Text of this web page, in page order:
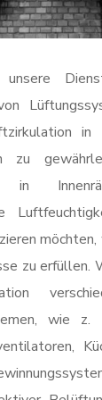
in
zu
in
zu erfüllen.
wie z.